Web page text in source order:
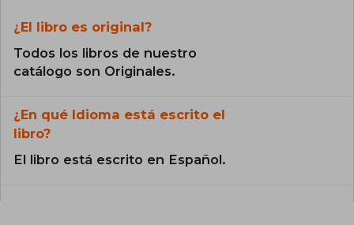
¿El libro es original?
Todos los libros de nuestro
catálogo son Originales.
¿En qué Idioma está escrito el
libro?
El libro está escrito en Español.